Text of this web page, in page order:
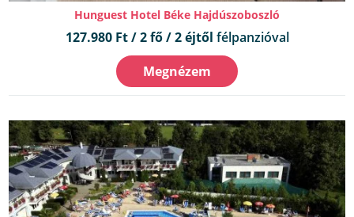
Hunguest Hotel Béke Hajdúszoboszló
127.980 Ft / 2 fő / 2 éjtől félpanzióval
Megnézem